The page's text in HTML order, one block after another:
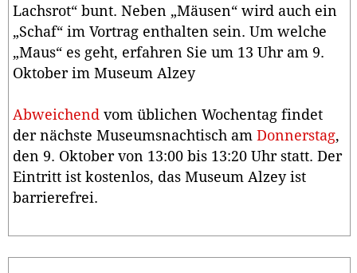
Lachsrot“ bunt. Neben „Mäusen“ wird auch ein
„Schaf“ im Vortrag enthalten sein. Um welche
„Maus“ es geht, erfahren Sie um 13 Uhr am 9.
Oktober im Museum Alzey
Abweichend vom üblichen Wochentag findet
der nächste Museumsnachtisch am Donnerstag,
den 9. Oktober von 13:00 bis 13:20 Uhr statt. Der
Eintritt ist kostenlos, das Museum Alzey ist
barrierefrei.